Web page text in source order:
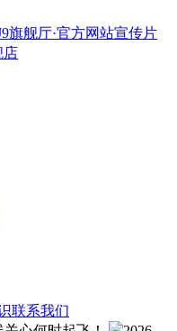
旗舰厅·官方网站宣传片
店
联系我们